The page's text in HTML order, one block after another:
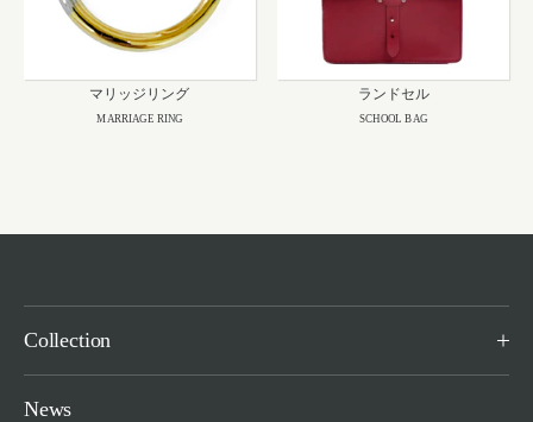
マリッジリング
MARRIAGE RING
ランドセル
SCHOOL BAG
Collection
News